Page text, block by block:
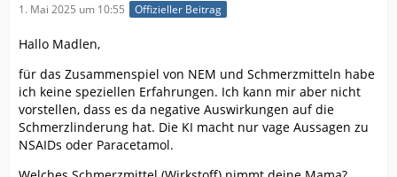
1. Mai 2025 um 10:55 Offizieller Beitrag
Hallo Madlen,
für das Zusammenspiel von NEM und Schmerzmitteln habe
ich keine speziellen Erfahrungen. Ich kann mir aber nicht
vorstellen, dass es da negative Auswirkungen auf die
Schmerzlinderung hat. Die KI macht nur vage Aussagen zu
NSAIDs oder Paracetamol.